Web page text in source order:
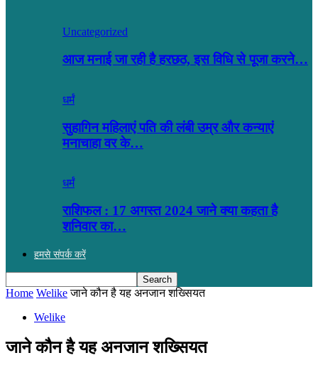
Uncategorized
आज मनाई जा रही है हरछठ, इस विधि से पूजा करने…
धर्मं
सुहागिन महिलाएं पति की लंबी उम्र और कन्याएं
मनाचाहा वर के…
धर्मं
राशिफल : 17 अगस्त 2024 जाने क्या कहता है
शनिवार का…
हमसे संपर्क करें
Home Welike जाने कौन है यह अनजान शख्सियत
Welike
जाने कौन है यह अनजान शख्सियत